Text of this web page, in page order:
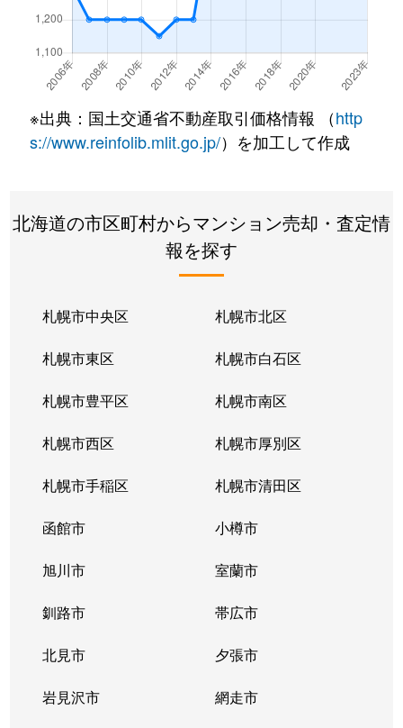
北２２条東 300万円
北２２条東
640万円 元町(札幌)
北２２条東
3,200万円 元町(札幌)
北２４条東
3,000万円 元町(札幌)
北２６条東
2,000万円 元町(札幌)
2,200万円
北３３条東
新道東
北３４条東
新道東
北３４条東
新道東
北３４条東
新道東
北３５条東
北34条
北３５条東
北34条
北３５条東
新道東
北３６条東
新道東
北３７条東
新道東
北３７条東
新道東
※出典：国土交通省不動産取引価格情報 （http
s://www.reinfolib.mlit.go.jp/）を加工して作成
北海道の市区町村からマンション売却・査定情
報を探す
札幌市中央区 札幌市北区
札幌市東区 札幌市白石区
札幌市豊平区 札幌市南区
札幌市西区 札幌市厚別区
札幌市手稲区 札幌市清田区
函館市 小樽市
旭川市 室蘭市
釧路市 帯広市
北見市 夕張市
岩見沢市 網走市